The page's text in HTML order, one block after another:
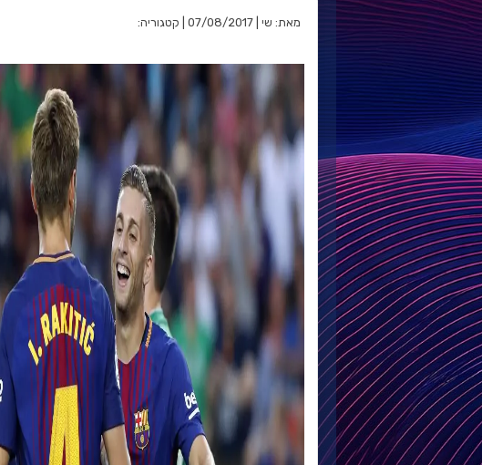
מאת: שי | 07/08/2017 | קטגוריה: